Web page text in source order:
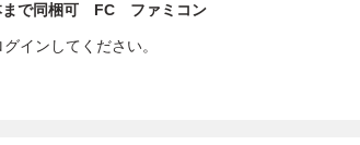
まで同梱可 FC ファミコン
インしてください。